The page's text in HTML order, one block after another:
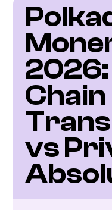
Chain
vs